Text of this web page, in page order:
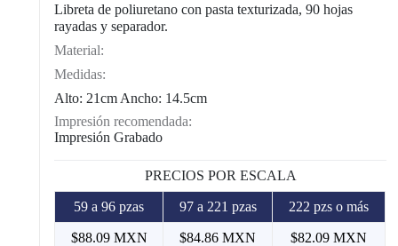
Libreta de poliuretano con pasta texturizada, 90 hojas
rayadas y separador.
Material:
Medidas:
Alto: 21cm Ancho: 14.5cm
Impresión recomendada:
Impresión Grabado
PRECIOS POR ESCALA
59 a 96 pzas 97 a 221 pzas 222 pzs o más
$88.09 MXN $84.86 MXN $82.09 MXN